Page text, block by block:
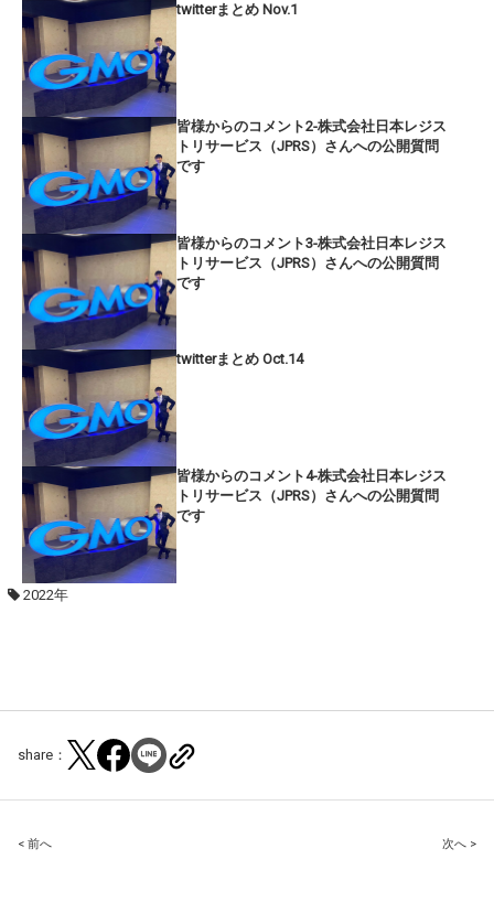
twitterまとめ Nov.1
皆様からのコメント2-株式会社日本レジス
トリサービス（JPRS）さんへの公開質問
です
皆様からのコメント3-株式会社日本レジス
トリサービス（JPRS）さんへの公開質問
です
twitterまとめ Oct.14
皆様からのコメント4-株式会社日本レジス
トリサービス（JPRS）さんへの公開質問
です
2022年
share：
Post
< 前へ 次へ >